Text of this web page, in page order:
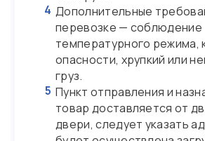
4 Дополнительные
перевозке — соблюдение
температурного режима,
опасности, хрупкий или
груз.
5 Пункт отправления и
товар доставляется от
двери, следует указать